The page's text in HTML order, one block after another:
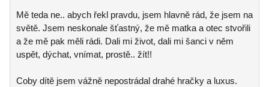
Mě teda ne.. abych řekl pravdu, jsem hlavně rád, že jsem na
světě. Jsem neskonale šťastný, že mě matka a otec stvořili
a že mě pak měli rádi. Dali mi život, dali mi šanci v něm
uspět, dýchat, vnímat, prostě.. žít!!
Coby dítě jsem vážně nepostrádal drahé hračky a luxus.